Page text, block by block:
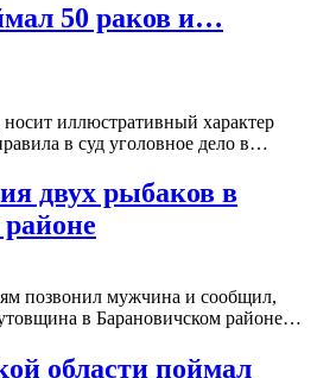
50 раков и…
иллюстративный характер
в суд уголовное дело в…
двух рыбаков в
позвонил мужчина и сообщил,
в Барановичском районе…
области поймал